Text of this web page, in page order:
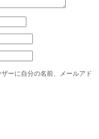
ーに自分の名前、メールアド